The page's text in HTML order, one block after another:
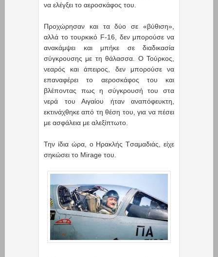
να ελέγξει το αεροσκάφος του.
Προχώρησαν και τα δύο σε «βύθιση»,
αλλά το τουρκικό F-16, δεν μπορούσε να
ανακάμψει και μπήκε σε διαδικασία
σύγκρουσης με τη θάλασσα. Ο Τούρκος,
νεαρός και άπειρος, δεν μπορούσε να
επαναφέρει το αεροσκάφος του και
βλέποντας πως η σύγκρουσή του στα
νερά του Αιγαίου ήταν αναπόφευκτη,
εκτινάχθηκε από τη θέση του, για να πέσει
με ασφάλεια με αλεξίπτωτο.
Την ίδια ώρα, ο Hρακλής Tσαμαδιάς, είχε
σηκώσει το Mirage του.